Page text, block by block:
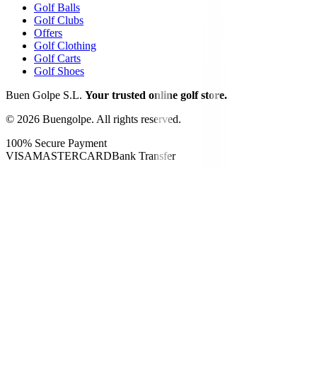
Golf Balls
Golf Clubs
Offers
Golf Clothing
Golf Carts
Golf Shoes
Buen Golpe S.L. Your trusted online golf store.
© 2026 Buengolpe. All rights reserved.
100% Secure Payment
VISAMASTERCARDBank Transfer